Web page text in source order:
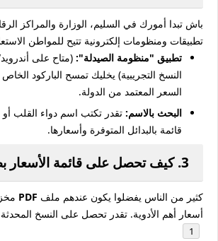
باش تبدا أمورك في السليم، الوزارة والمراكز
تطبيقات ومنظومات إلكترونية تتيح للمواطن
تطبيق "منظومة الصيدلة": (متاح على
النسخ التجريبية) يخليك تمسح الباركود
السعر المعتمد من الدولة.
البحث بالاسم: تقدر تكتب اسم دواء القلب
قائمة بالبدائل المتوفرة وأسعارها.
3. كيف تحصل على قائمة الأسعار بصيغة PDF؟
كثير من الناس يفضلوا يكون عندهم ملف PDF
أسعار أهم الأدوية. تقدر تحصل على النسخ